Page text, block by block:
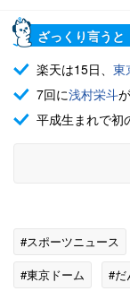
ざっくり言うと
楽天は15日、 東
7回に浅村栄斗
平成生まれで初
#スポーツニュース
#東京ドーム
#だ